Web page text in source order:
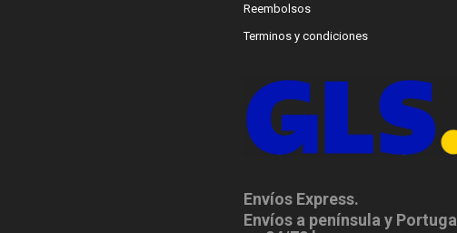
Reembolsos
Terminos y condiciones
Envíos Express.
Envíos a península y Portugal